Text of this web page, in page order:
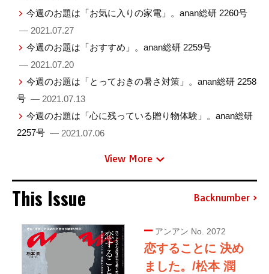
今週のお題は「お気に入りの家電」。anan総研 2260号
— 2021.07.27
今週のお題は「おすすめ」。anan総研 2259号
— 2021.07.20
今週のお題は「とっておきの暑さ対策」。anan総研 2258
号 — 2021.07.13
今週のお題は「心に残っている贈り物体験」。anan総研
2257号 — 2021.07.06
View More
This Issue Backnumber
アンアン No. 2072
恋することに 決め
ました。/松本 潤